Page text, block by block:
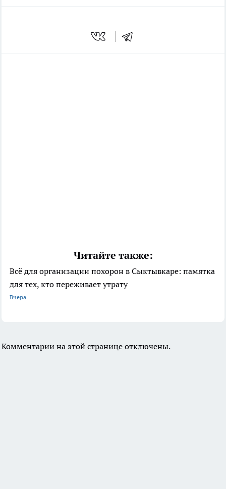
Читайте также:
Всё для организации похорон в Сыктывкаре: памятка
для тех, кто переживает утрату
Вчера
Комментарии на этой странице отключены.